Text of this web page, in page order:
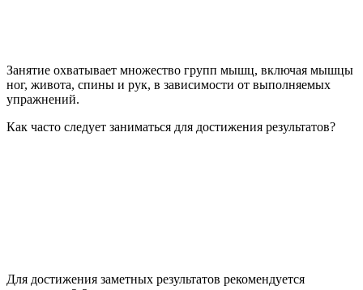
Занятие охватывает множество групп мышц, включая мышцы
ног, живота, спины и рук, в зависимости от выполняемых
упражнений.
Как часто следует заниматься для достижения результатов?
Для достижения заметных результатов рекомендуется